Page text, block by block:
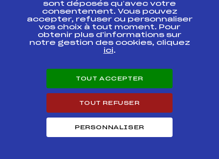
BNAF0033.FFS
CHAMPIONNATS DE
FRANCE JEUNES
/JUNIORS LES
CONTAMINES
MONTJOIE COURSE
NATIONALE Séniors
FFS
SPRINT 17/12/2011
BNAF0021.FFS
COURSE NATIONALE
JJS BESSANS
REPRISE DE BEILLE
FFS
sont déposés qu’avec votre
consentement. Vous pouvez
accepter, refuser ou personnaliser
vos choix à tout moment. Pour
obtenir plus d'informations sur
notre gestion des cookies, cliquez
ici.
TOUT ACCEPTER
TOUT REFUSER
PERSONNALISER